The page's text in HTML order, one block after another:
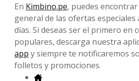
En Kimbino.pe, puedes
general de las ofertas especiales
días. Si deseas ser el primero en
populares, descarga nuestra
app y siempre te notificaremos
folletos y promociones.